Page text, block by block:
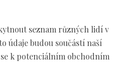
seznam různých lidí v
údaje budou součástí naší
k potenciálním obchodním